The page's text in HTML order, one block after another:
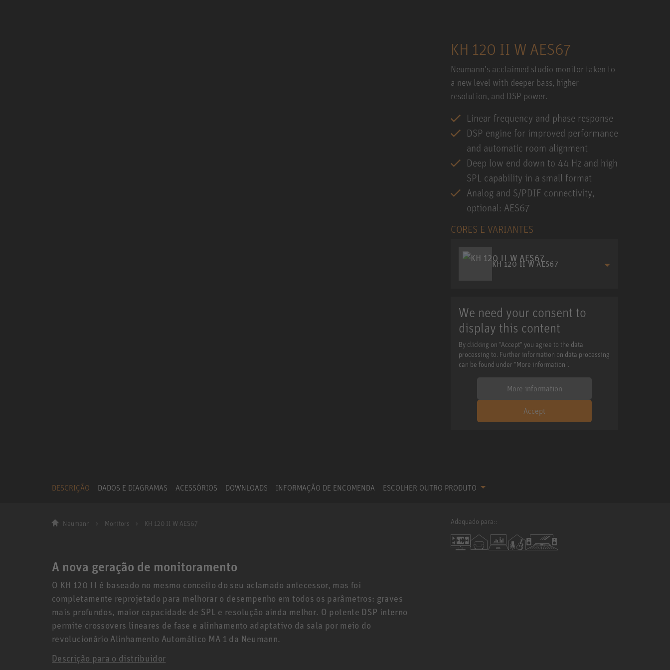
KH 120 II W AES67
Neumann’s acclaimed studio monitor taken to
a new level with deeper bass, higher
resolution, and DSP power.
Linear frequency and phase response
DSP engine for improved performance
and automatic room alignment
Deep low end down to 44 Hz and high
SPL capability in a small format
Analog and S/PDIF connectivity,
optional: AES67
CORES E VARIANTES
KH 120 II W AES67
We need your consent to
display this content
By clicking on "Accept" you agree to the data
processing to. Further information on data processing
can be found under "More information".
More information
Accept
DESCRIÇÃO DADOS E DIAGRAMAS ACESSÓRIOS DOWNLOADS INFORMAÇÃO DE ENCOMENDA ESCOLHER OUTRO PRODUTO
Neumann Monitors KH 120 II W AES67
A nova geração de monitoramento
O KH 120 II é baseado no mesmo conceito do seu aclamado antecessor, mas foi
completamente reprojetado para melhorar o desempenho em todos os parâmetros: graves
mais profundos, maior capacidade de SPL e resolução ainda melhor. O potente DSP interno
permite crossovers lineares de fase e alinhamento adaptativo da sala por meio do
revolucionário Alinhamento Automático MA 1 da Neumann.
Descrição para o distribuidor
Adequado para::